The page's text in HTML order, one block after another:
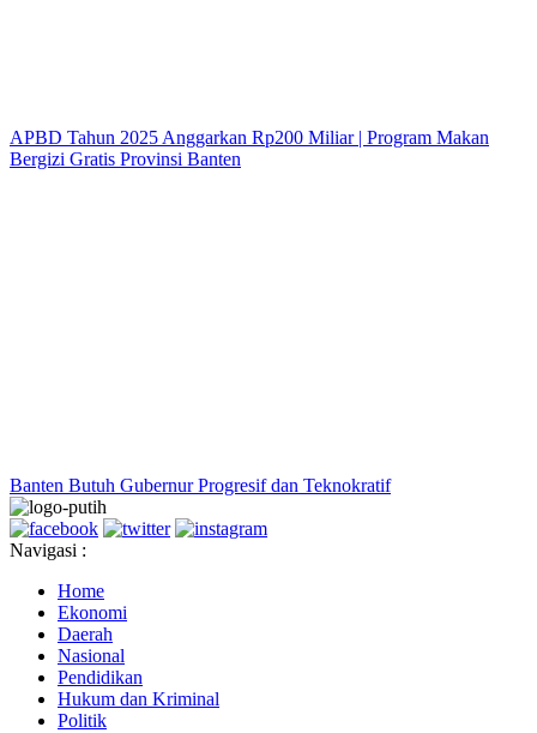
APBD Tahun 2025 Anggarkan Rp200 Miliar | Program Makan
Bergizi Gratis Provinsi Banten
Banten Butuh Gubernur Progresif dan Teknokratif
Navigasi :
Home
Ekonomi
Daerah
Nasional
Pendidikan
Hukum dan Kriminal
Politik